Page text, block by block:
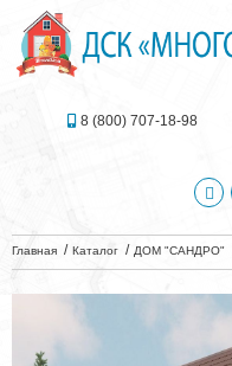
8 (800) 707-18-98
Главная Каталог ДОМ "САНДРО"